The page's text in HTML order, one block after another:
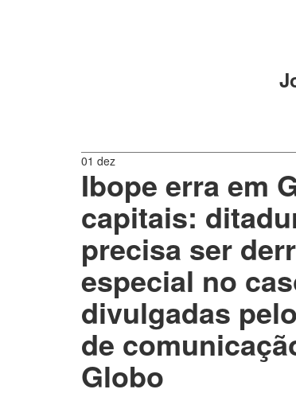
01 dez
Ibope erra em
capitais:
precisa ser
especial no
divulgadas
de
Globo